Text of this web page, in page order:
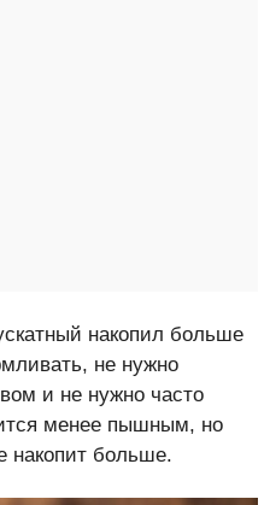
накопил больше
не нужно
и не нужно часто
менее пышным, но
накопит больше.